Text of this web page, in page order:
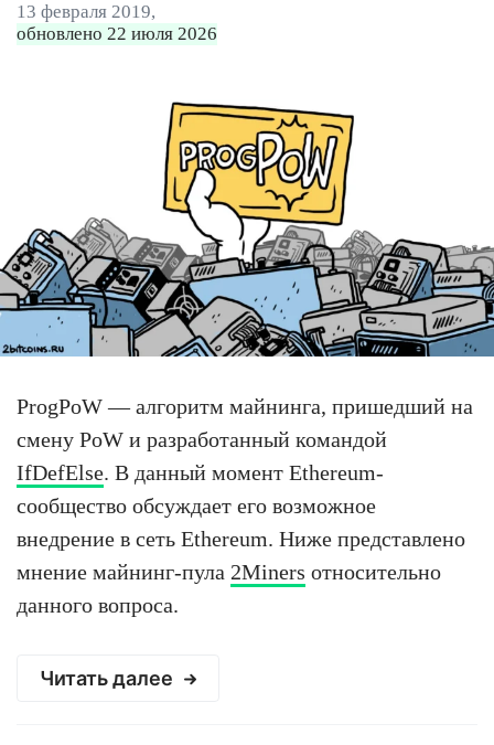
13 февраля 2019,
обновлено 22 июля 2026
ProgPoW — алгоритм майнинга, пришедший на
смену PoW и разработанный командой
IfDefElse. В данный момент Ethereum-
сообщество обсуждает его возможное
внедрение в сеть Ethereum. Ниже представлено
мнение майнинг-пула 2Miners относительно
данного вопроса.
Читать далее